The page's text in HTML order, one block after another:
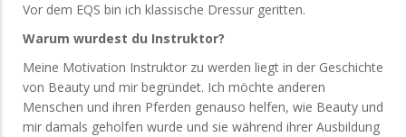
Vor dem EQS bin ich klassische Dressur geritten.
Warum wurdest du Instruktor?
Meine Motivation Instruktor zu werden liegt in der Geschichte
von Beauty und mir begründet. Ich möchte anderen
Menschen und ihren Pferden genauso helfen, wie Beauty und
mir damals geholfen wurde und sie während ihrer Ausbildung